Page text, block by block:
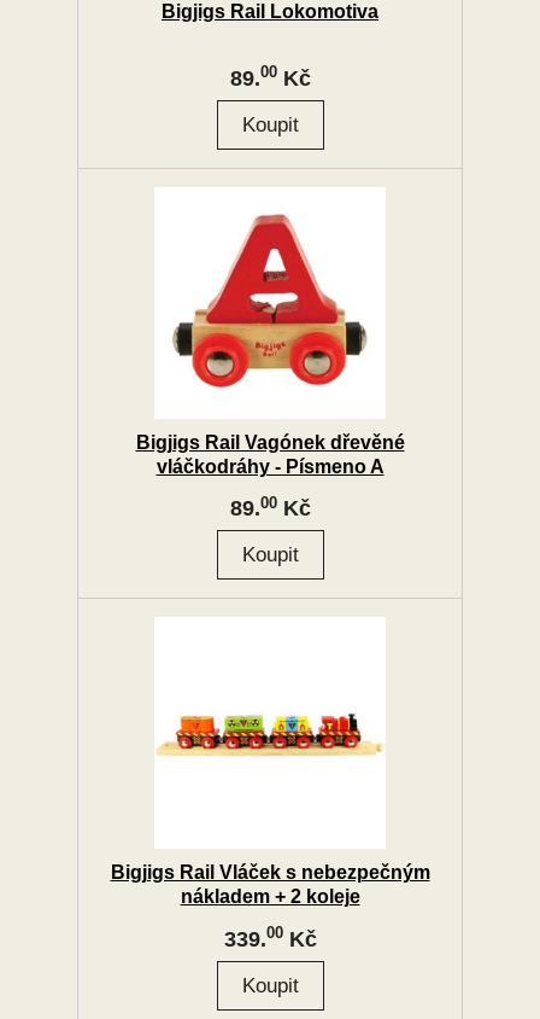
Bigjigs Rail Lokomotiva
89.00Kč
Bigjigs Rail Vagónek dřevěné
vláčkodráhy - Písmeno A
89.00Kč
Bigjigs Rail Vláček s nebezpečným
nákladem + 2 koleje
339.00Kč